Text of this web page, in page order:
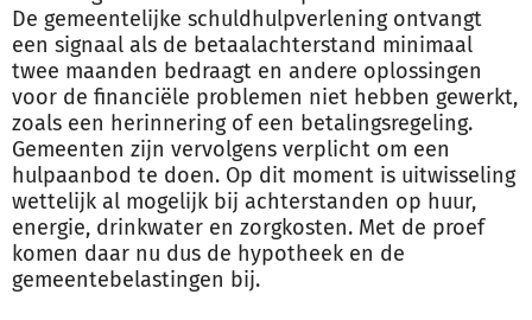
De gemeentelijke schuldhulpverlening ontvangt
een signaal als de betaalachterstand minimaal
twee maanden bedraagt en andere oplossingen
voor de financiële problemen niet hebben gewerkt,
zoals een herinnering of een betalingsregeling.
Gemeenten zijn vervolgens verplicht om een
hulpaanbod te doen. Op dit moment is uitwisseling
wettelijk al mogelijk bij achterstanden op huur,
energie, drinkwater en zorgkosten. Met de proef
komen daar nu dus de hypotheek en de
gemeentebelastingen bij.